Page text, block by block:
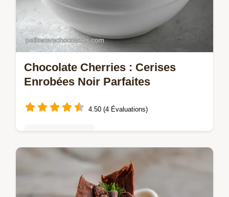
Chocolate Cherries : Cerises
Enrobées Noir Parfaites
4.50 (4 Évaluations)
Découvrez notre recette de Chocolate
Cherries, des cerises enrobées de chocolat
noir tempéré. La confiserie fruitée parfaite